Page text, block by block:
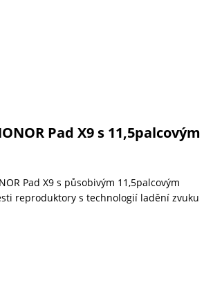
Pad X9 s 11,5palcovým
Pad X9 s působivým 11,5palcovým
reproduktory s technologií ladění zvuku